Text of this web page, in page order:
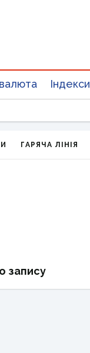
Індекси
ГАРЯЧА ЛІНІЯ
запису